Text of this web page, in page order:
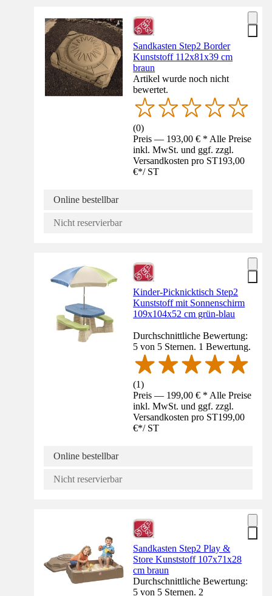
Sandkasten Step2 Border
Kunststoff 112x81x39 cm
braun
Artikel wurde noch nicht
bewertet.
(0)
Preis — 193,00 € * Alle Preise
inkl. MwSt. und ggf. zzgl.
Versandkosten pro ST193,00
€*/ ST
Online bestellbar
Nicht reservierbar
Kinder-Picknicktisch Step2
Kunststoff mit Sonnenschirm
109x104x52 cm grün-blau
Durchschnittliche Bewertung:
5 von 5 Sternen. 1 Bewertung.
(1)
Preis — 199,00 € * Alle Preise
inkl. MwSt. und ggf. zzgl.
Versandkosten pro ST199,00
€*/ ST
Online bestellbar
Nicht reservierbar
Sandkasten Step2 Play &
Store Kunststoff 107x71x28
cm braun
Durchschnittliche Bewertung:
5 von 5 Sternen. 2